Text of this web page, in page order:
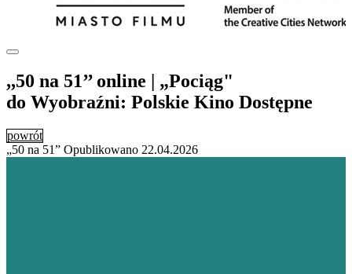
,,50 na 51’’ online | „Pociąg"
do Wyobraźni: Polskie Kino Dostępne
powrót
„50 na 51” Opublikowano 22.04.2026